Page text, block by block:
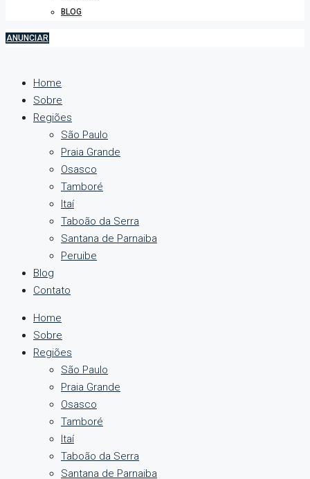
BLOG
ANUNCIAR
Home
Sobre
Regiões
São Paulo
Praia Grande
Osasco
Tamboré
Itaí
Taboão da Serra
Santana de Parnaiba
Peruibe
Blog
Contato
Home
Sobre
Regiões
São Paulo
Praia Grande
Osasco
Tamboré
Itaí
Taboão da Serra
Santana de Parnaiba